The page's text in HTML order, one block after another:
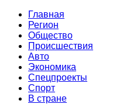
Главная
Регион
Общество
Происшествия
Авто
Экономика
Спецпроекты
Cпорт
В стране